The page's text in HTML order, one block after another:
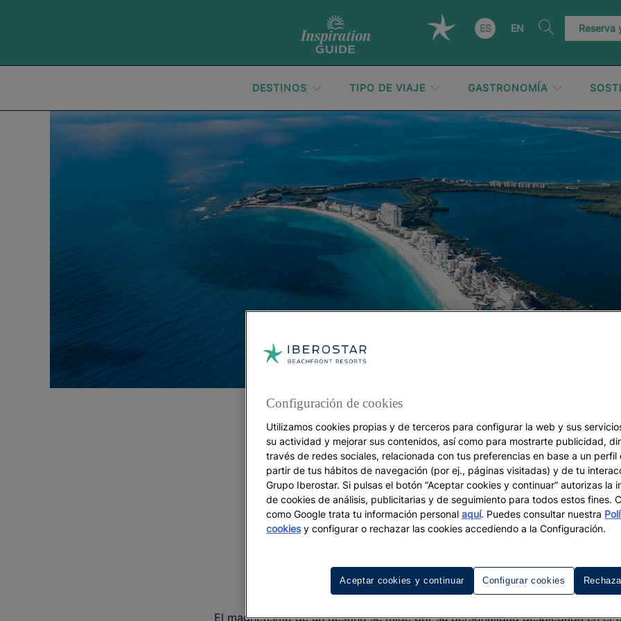
ES EN Reserva
DESTINOS TIPO DE VIAJE GASTRONOMÍA
DESTINOS
¿Cuál es la mejor
para viajar a Cancún?
El magnetismo de un destino se mide por su personalidad desplegada en el
Configuración de cookies
Utilizamos cookies propias y de terceros para configurar la web y sus
su actividad y mejorar sus contenidos, así como para mostrarte publicidad,
través de redes sociales, relacionada con tus preferencias en base a un perfil
partir de tus hábitos de navegación (por ej., páginas visitadas) y de tu
Grupo Iberostar. Si pulsas el botón “Aceptar cookies y continuar” autorizas la
de cookies de análisis, publicitarias y de seguimiento para todos estos fines.
como Google trata tu información personal aquí. Puedes consultar nuestra
cookiesy configurar o rechazar las cookies accediendo a la Configuración.
Configurar cookies
Aceptar cookies y continuar